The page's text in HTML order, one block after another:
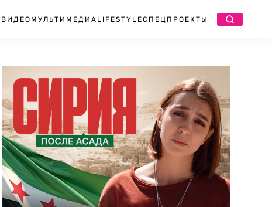
ВИДЕО МУЛЬТИМЕДИА LIFESTYLEСПЕЦПРОЕКТЫ